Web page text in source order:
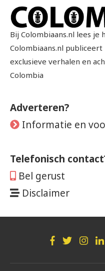
Bij Colombiaans.nl lees je
Colombiaans.nl
exclusieve verhalen en
Colombia
Adverteren?
Informatie en
Telefonisch
Bel gerust
Disclaimer